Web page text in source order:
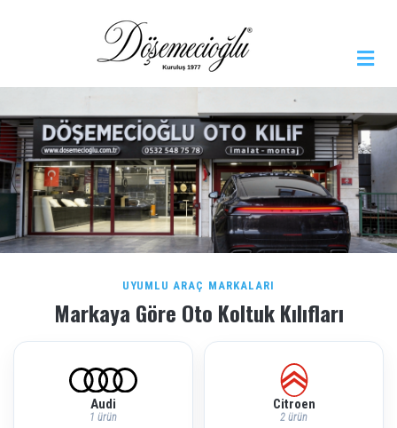
UYUMLU ARAÇ MARKALARI
Markaya Göre Oto Koltuk Kılıfları
Audi
1 ürün
Citroen
2 ürün